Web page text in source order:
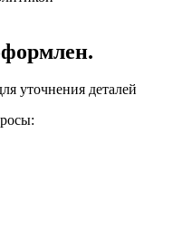
уточнения деталей